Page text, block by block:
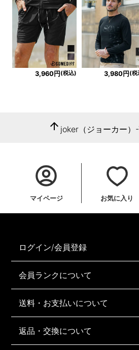
3,960円(税込) 3,980円(税
arrow_upward joker（ジョーカー）
マイページ お気に入り
ログイン/会員登録
会員ランクについて
送料・お支払いについて
返品・交換について